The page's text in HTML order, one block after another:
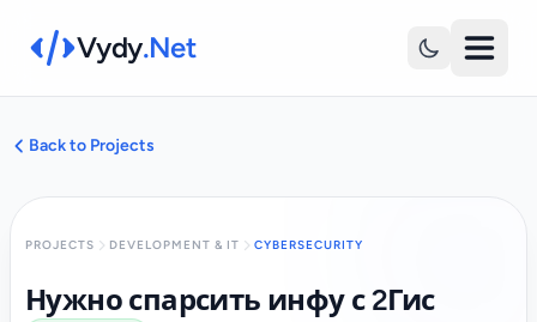
Vydy.Net
Back to Projects
PROJECTS DEVELOPMENT & IT CYBERSECURITY
Нужно спарсить инфу с 2Гис